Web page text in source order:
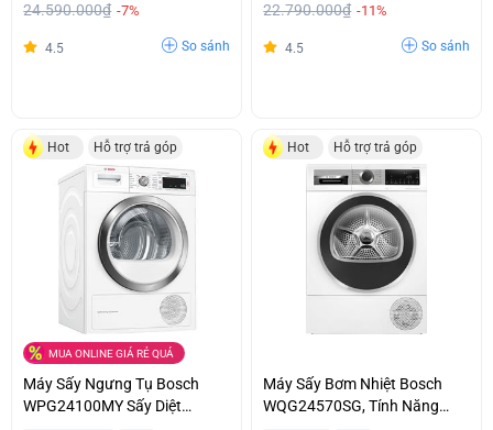
24.590.000₫ -7%
4.5 So sánh
22.790.000₫ -11%
4.5 So sánh
Hot Hỗ trợ trả góp
MUA ONLINE GIÁ RẺ QUÁ
Máy Sấy Ngưng Tụ Bosch
WPG24100MY Sấy Diệt
Hot Hỗ trợ trả góp
Máy Sấy Bơm Nhiệt Bosch
WQG24570SG, Tính Năng